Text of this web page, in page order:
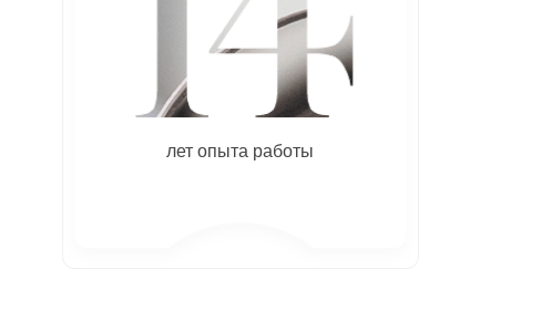
лет опыта работы